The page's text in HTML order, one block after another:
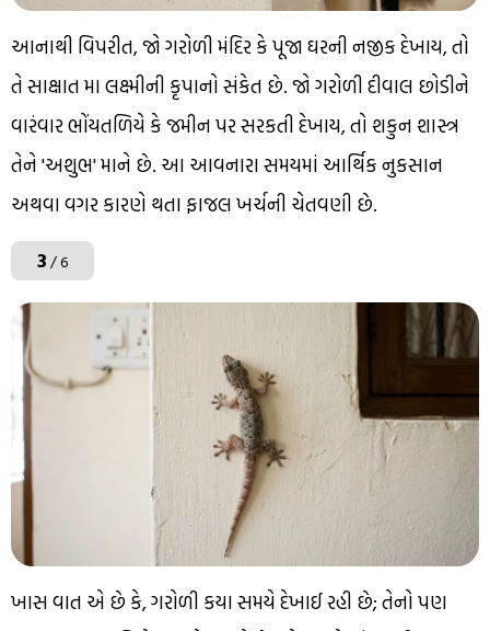
આનાથી વિપરીત, જો ગરોળી મંદિર કે પૂજા ઘરની નજીક દેખાય, તો
તે સાક્ષાત મા લક્ષ્મીની કૃપાનો સંકેત છે. જો ગરોળી દીવાલ છોડીને
વારંવાર ભોંયતળિયે કે જમીન પર સરકતી દેખાય, તો શકુન શાસ્ત્ર
તેને 'અશુભ' માને છે. આ આવનારા સમયમાં આર્થિક નુકસાન
અથવા વગર કારણે થતા ફાજલ ખર્ચની ચેતવણી છે.
3/ 6
ખાસ વાત એ છે કે, ગરોળી કયા સમયે દેખાઈ રહી છે; તેનો પણ